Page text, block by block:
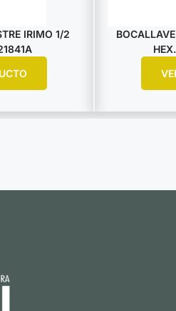
IRIMO 1/2